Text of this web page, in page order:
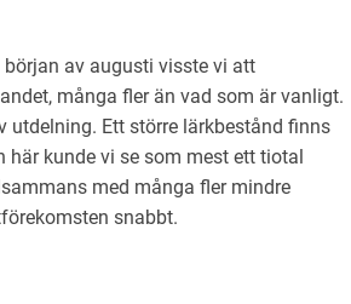
av augusti visste vi att
många fler än vad som är vanligt.
utdelning. Ett större lärkbestånd finns
här kunde vi se som mest ett tiotal
med många fler mindre
snabbt.